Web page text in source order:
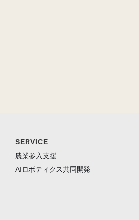
SERVICE
農業参入支援
AIロボティクス共同開発